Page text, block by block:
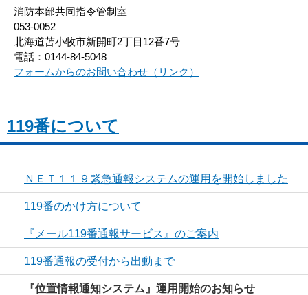
消防本部共同指令管制室
053-0052
北海道苫小牧市新開町2丁目12番7号
電話：0144-84-5048
フォームからのお問い合わせ（リンク）
119番について
ＮＥＴ１１９緊急通報システムの運用を開始しました
119番のかけ方について
『メール119番通報サービス』のご案内
119番通報の受付から出動まで
『位置情報通知システム』運用開始のお知らせ